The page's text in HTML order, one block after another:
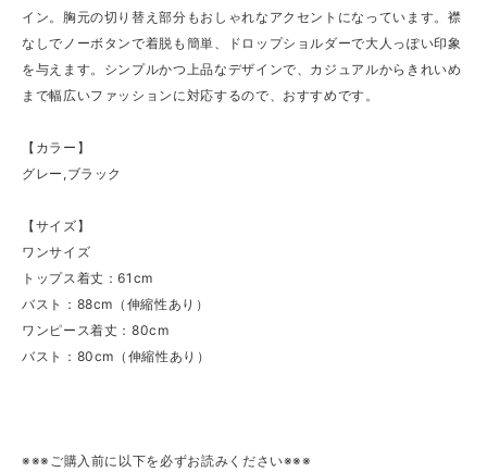
イン。胸元の切り替え部分もおしゃれなアクセントになっています。襟
なしでノーボタンで着脱も簡単、ドロップショルダーで大人っぽい印象
を与えます。シンプルかつ上品なデザインで、カジュアルからきれいめ
まで幅広いファッションに対応するので、おすすめです。
【カラー】
グレー,ブラック
【サイズ】
ワンサイズ
トップス着丈：61cm
バスト：88cm（伸縮性あり）
ワンピース着丈：80cm
バスト：80cm（伸縮性あり）
※※※ご購入前に以下を必ずお読みください※※※